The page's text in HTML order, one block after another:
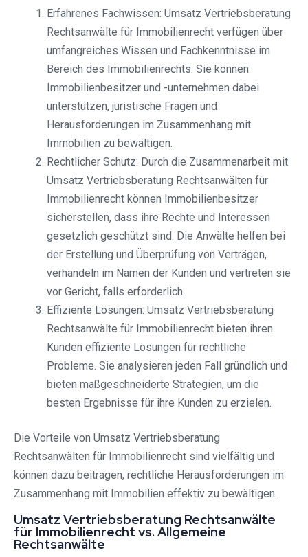
Erfahrenes Fachwissen: Umsatz Vertriebsberatung
Rechtsanwälte für Immobilienrecht verfügen über
umfangreiches Wissen und Fachkenntnisse im
Bereich des Immobilienrechts. Sie können
Immobilienbesitzer und -unternehmen dabei
unterstützen, juristische Fragen und
Herausforderungen im Zusammenhang mit
Immobilien zu bewältigen.
Rechtlicher Schutz: Durch die Zusammenarbeit mit
Umsatz Vertriebsberatung Rechtsanwälten für
Immobilienrecht können Immobilienbesitzer
sicherstellen, dass ihre Rechte und Interessen
gesetzlich geschützt sind. Die Anwälte helfen bei
der Erstellung und Überprüfung von Verträgen,
verhandeln im Namen der Kunden und vertreten sie
vor Gericht, falls erforderlich.
Effiziente Lösungen: Umsatz Vertriebsberatung
Rechtsanwälte für Immobilienrecht bieten ihren
Kunden effiziente Lösungen für rechtliche
Probleme. Sie analysieren jeden Fall gründlich und
bieten maßgeschneiderte Strategien, um die
besten Ergebnisse für ihre Kunden zu erzielen.
Die Vorteile von Umsatz Vertriebsberatung
Rechtsanwälten für Immobilienrecht sind vielfältig und
können dazu beitragen, rechtliche Herausforderungen im
Zusammenhang mit Immobilien effektiv zu bewältigen.
Umsatz Vertriebsberatung Rechtsanwälte
für Immobilienrecht vs. Allgemeine
Rechtsanwälte